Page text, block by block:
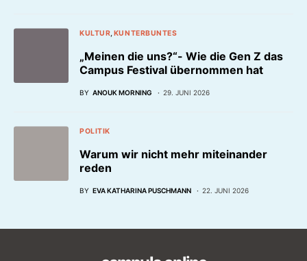
KULTUR KUNTERBUNTES
„Meinen die uns?“- Wie die Gen Z das
Campus Festival übernommen hat
BY ANOUK MORNING 29. JUNI 2026
POLITIK
Warum wir nicht mehr miteinander
reden
BY EVA KATHARINA PUSCHMANN 22. JUNI 2026